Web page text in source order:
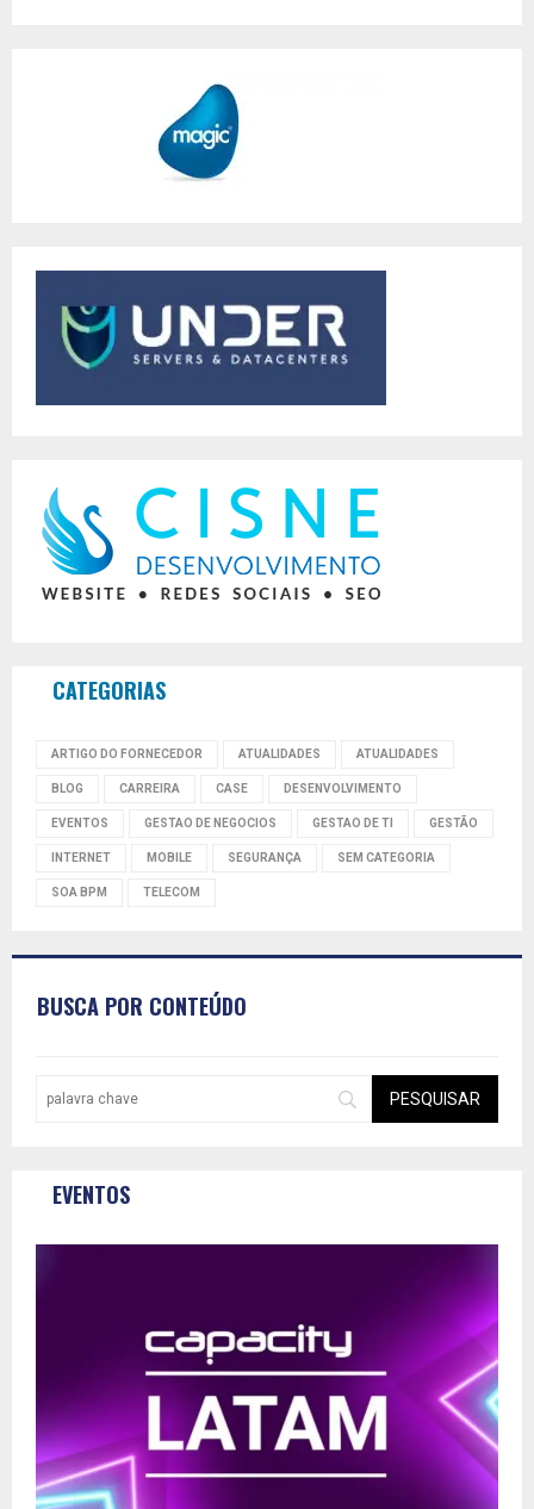
CATEGORIAS
ARTIGO DO FORNECEDOR ATUALIDADES ATUALIDADES
BLOG CARREIRA CASE DESENVOLVIMENTO
EVENTOS GESTAO DE NEGOCIOS GESTAO DE TI GESTÃO
INTERNET MOBILE SEGURANÇA SEM CATEGORIA
SOA BPM TELECOM
BUSCA POR CONTEÚDO
EVENTOS